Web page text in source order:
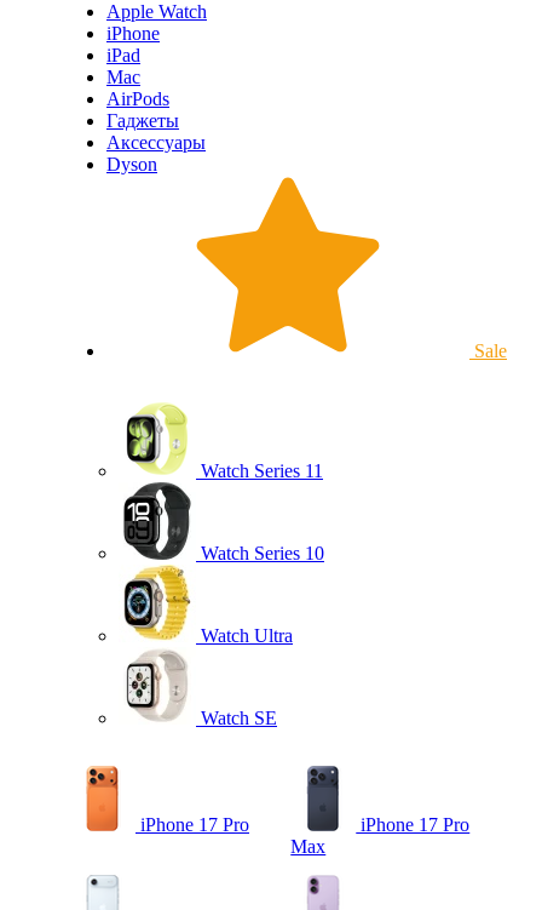
Apple Watch
iPhone
iPad
Mac
AirPods
Гаджеты
Аксессуары
Dyson
Sale
Watch Series 11
Watch Series 10
Watch Ultra
Watch SE
iPhone 17 Pro
iPhone 17 Pro
Max